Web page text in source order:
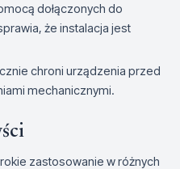
dołączonych do
że instalacja jest
chroni urządzenia przed
mechanicznymi.
zastosowanie w różnych